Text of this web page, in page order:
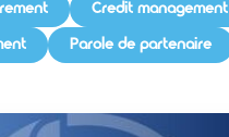
Credit management
Parole de partenaire